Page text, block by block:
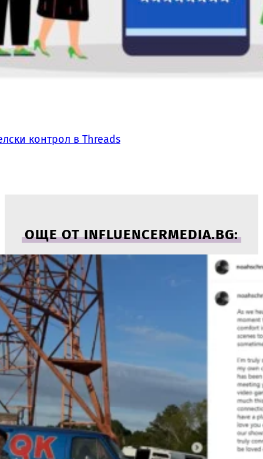
контрол в Threads
ОЩЕ ОТ INFLUENCERMEDIA.BG: